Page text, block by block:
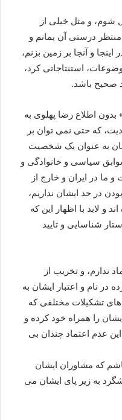
و مثل خیلی از
منتظر درستی آن بمانم و
و آنجا بر زمین بزنم،
استنتاجاتی کرد،
صحیح باشد.
اطلاع رضا پهلوی به
که حتی نمی توان بر
به عنوان یک شخصیت
سیاسی و خانوادگی و
ما در ایران و خارج از
در حد ایشان نداریم،
و لابد با اظهار این که
شناسایی و تایید
ندارم، و تخریب از
نام و اعتبار ایشان به
تشکیلات مختلفی که
را همراه خود کرده و
عدم اعتماد چندان بی
که مشاوران ایشان
به زیر پای ایشان می